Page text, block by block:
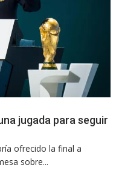
jugada para seguir
ofrecido la final a
sobre...